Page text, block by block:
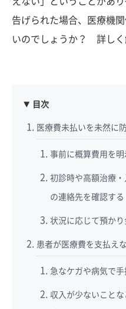
告げられた場合、医療機
いのでしょうか？ 詳しく
目次
医療費未払いを未然に
事前に概算費用を明
初診時や高額治療
の連絡先を確認する
状況に応じて預か
患者が医療費を支払え
急なケガや病気で
収入が少ないこと